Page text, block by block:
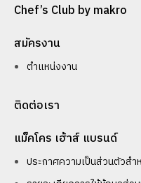
Chef’s Club by makro
สมัครงาน
ตำแหน่งงาน
ติดต่อเรา
แม็คโคร เฮ้าส์ แบรนด์
ประกาศความเป็นส่วนตัวสำ